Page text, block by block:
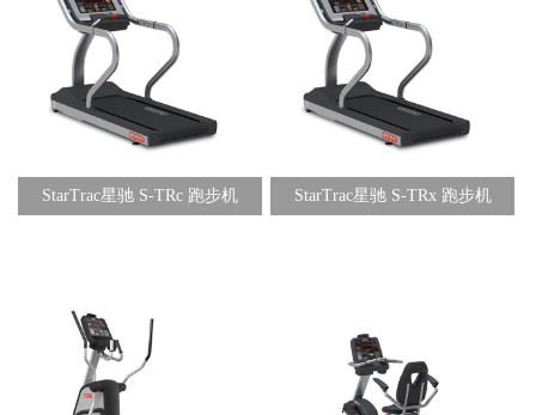
StarTrac星驰 S-TRc 跑步机 StarTrac星驰 S-TRx 跑步机